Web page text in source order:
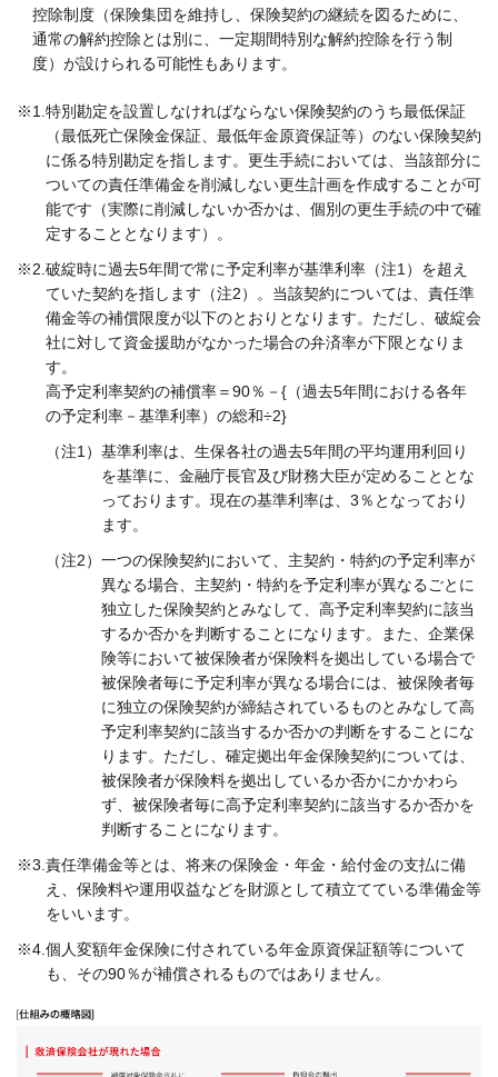
控除制度（保険集団を維持し、保険契約の継続を図るために、
通常の解約控除とは別に、一定期間特別な解約控除を行う制
度）が設けられる可能性もあります。
※1. 特別勘定を設置しなければならない保険契約のうち最低保証
（最低死亡保険金保証、最低年金原資保証等）のない保険契約
に係る特別勘定を指します。更生手続においては、当該部分に
ついての責任準備金を削減しない更生計画を作成することが可
能です（実際に削減しないか否かは、個別の更生手続の中で確
定することとなります）。
※2. 破綻時に過去5年間で常に予定利率が基準利率（注1）を超え
ていた契約を指します（注2）。当該契約については、責任準
備金等の補償限度が以下のとおりとなります。ただし、破綻会
社に対して資金援助がなかった場合の弁済率が下限となりま
す。
高予定利率契約の補償率＝90％－{（過去5年間における各年
の予定利率－基準利率）の総和÷2}
（注1） 基準利率は、生保各社の過去5年間の平均運用利回り
を基準に、金融庁長官及び財務大臣が定めることとな
っております。現在の基準利率は、3％となっており
ます。
（注2） 一つの保険契約において、主契約・特約の予定利率が
異なる場合、主契約・特約を予定利率が異なるごとに
独立した保険契約とみなして、高予定利率契約に該当
するか否かを判断することになります。また、企業保
険等において被保険者が保険料を拠出している場合で
被保険者毎に予定利率が異なる場合には、被保険者毎
に独立の保険契約が締結されているものとみなして高
予定利率契約に該当するか否かの判断をすることにな
ります。ただし、確定拠出年金保険契約については、
被保険者が保険料を拠出しているか否かにかかわら
ず、被保険者毎に高予定利率契約に該当するか否かを
判断することになります。
※3. 責任準備金等とは、将来の保険金・年金・給付金の支払に備
え、保険料や運用収益などを財源として積立てている準備金等
をいいます。
※4. 個人変額年金保険に付されている年金原資保証額等について
も、その90％が補償されるものではありません。